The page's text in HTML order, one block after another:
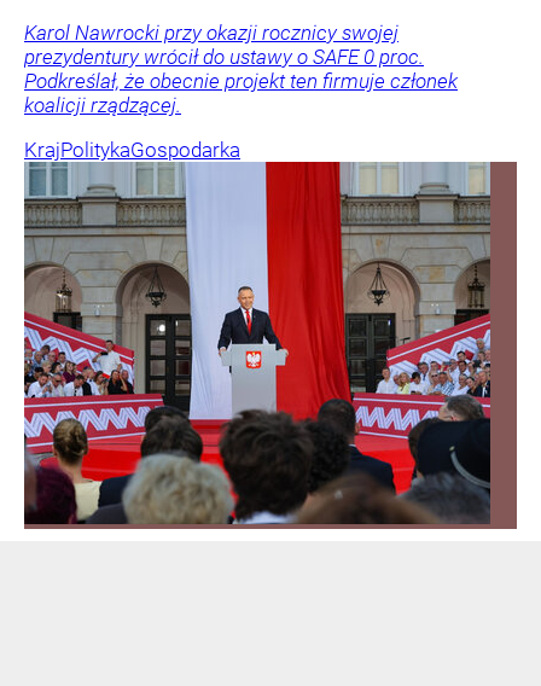
Karol Nawrocki przy okazji rocznicy swojej
prezydentury wrócił do ustawy o SAFE 0 proc.
Podkreślał, że obecnie projekt ten firmuje członek
koalicji rządzącej.
KrajPolitykaGospodarka